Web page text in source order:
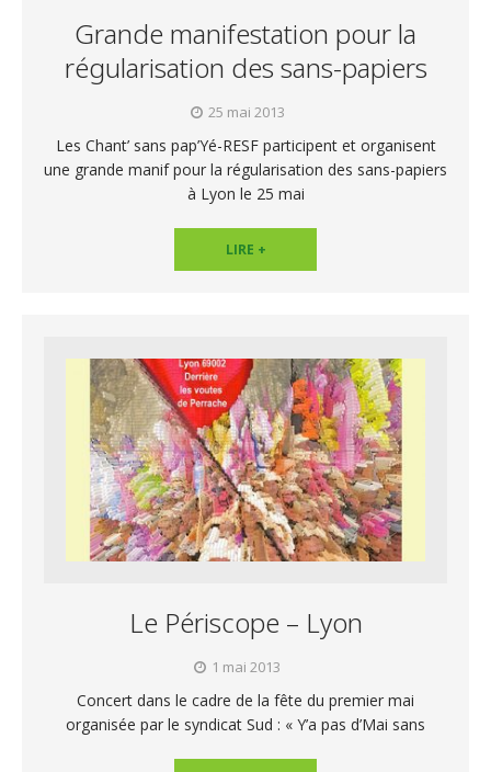
Grande manifestation pour la
régularisation des sans-papiers
25 mai 2013
Les Chant’ sans pap’Yé-RESF participent et organisent
une grande manif pour la régularisation des sans-papiers
à Lyon le 25 mai
LIRE +
Le Périscope – Lyon
1 mai 2013
Concert dans le cadre de la fête du premier mai
organisée par le syndicat Sud : « Y’a pas d’Mai sans